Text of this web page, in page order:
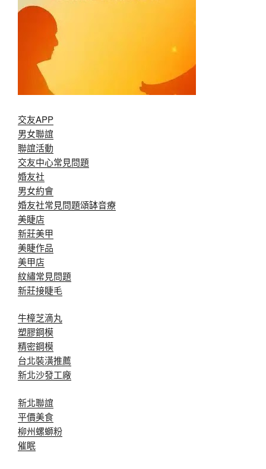
交友APP
男女聯誼
聯誼活動
交友中心常見問題
婚友社
男女約會
婚友社常見問題頌缽音療
美睫店
新莊美甲
美睫作品
美甲店
紋繡常見問題
新莊接睫毛
牛樟芝滴丸
塑膠鋼模
精密鋼模
台北裝潢推薦
新北沙發工廠
新北聯誼
平價美食
柳州螺螄粉
催眠